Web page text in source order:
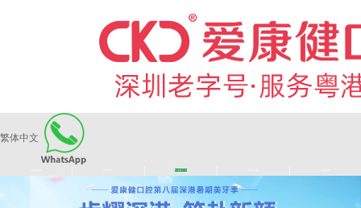
繁体中文
长者医疗券